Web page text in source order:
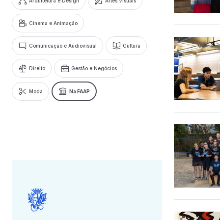
Cinema e Animação
Comunicação e Audiovisual Cultura
Direito Gestão e Negócios
Moda Na FAAP